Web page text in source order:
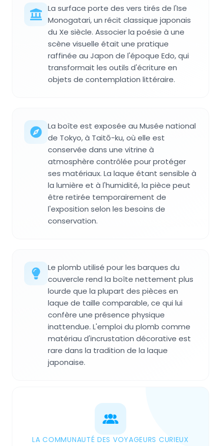
La surface porte des vers tirés de l'Ise
Monogatari, un récit classique japonais
du Xe siècle. Associer la poésie à une
scène visuelle était une pratique
raffinée au Japon de l'époque Edo, qui
transformait les outils d'écriture en
objets de contemplation littéraire.
La boîte est exposée au Musée national
de Tokyo, à Taitō-ku, où elle est
conservée dans une vitrine à
atmosphère contrôlée pour protéger
ses matériaux. La laque étant sensible à
la lumière et à l'humidité, la pièce peut
être retirée temporairement de
l'exposition selon les besoins de
conservation.
Le plomb utilisé pour les barques du
couvercle rend la boîte nettement plus
lourde que la plupart des pièces en
laque de taille comparable, ce qui lui
confère une présence physique
inattendue. L'emploi du plomb comme
matériau d'incrustation décorative est
rare dans la tradition de la laque
japonaise.
LA COMMUNAUTÉ DES VOYAGEURS CURIEUX